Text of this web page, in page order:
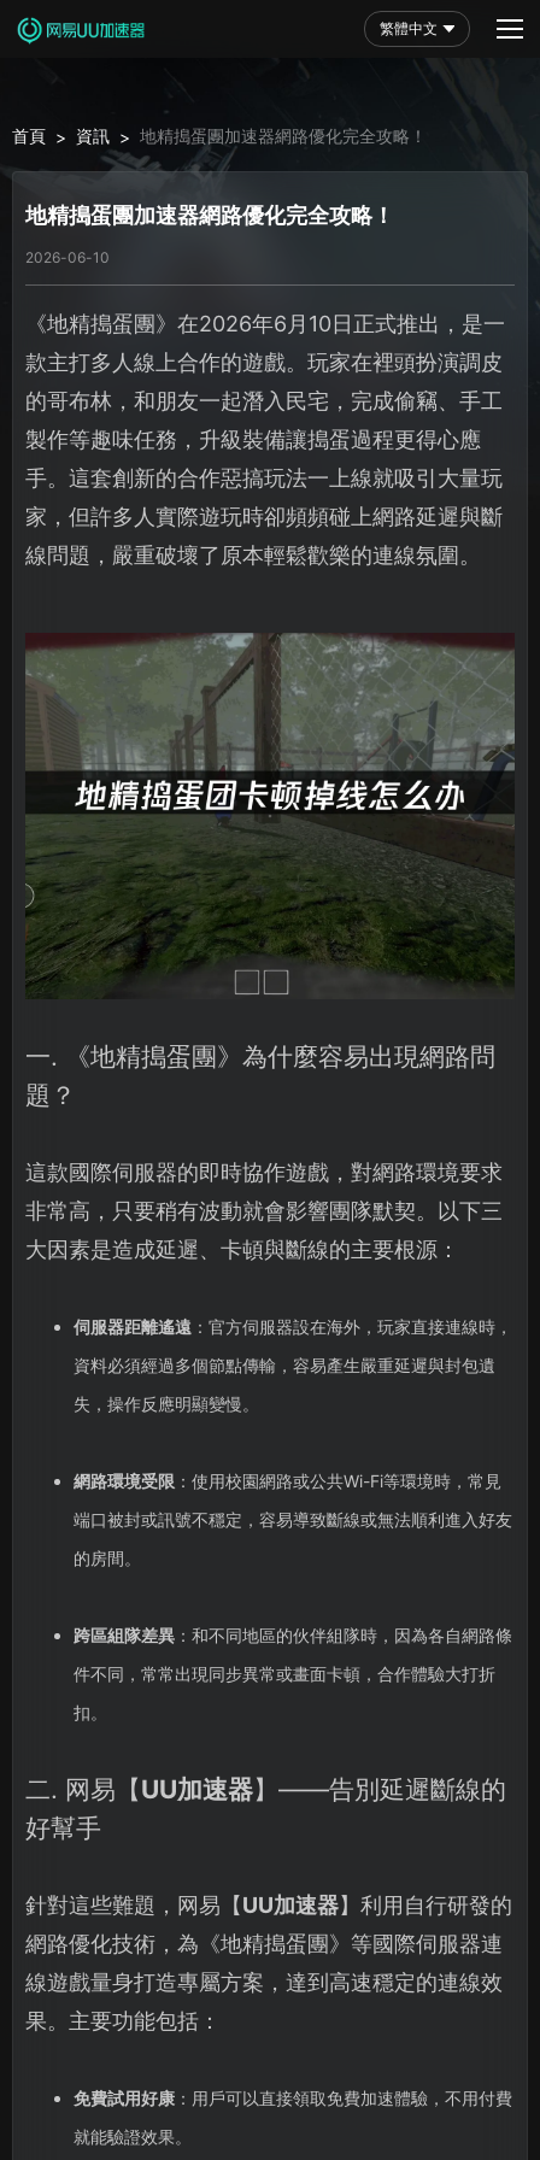
繁體中文
首頁 > 資訊 > 地精搗蛋團加速器網路優化完全攻略！
地精搗蛋團加速器網路優化完全攻略！
2026-06-10
《地精搗蛋團》在2026年6月10日正式推出，是一
款主打多人線上合作的遊戲。玩家在裡頭扮演調皮
的哥布林，和朋友一起潛入民宅，完成偷竊、手工
製作等趣味任務，升級裝備讓搗蛋過程更得心應
手。這套創新的合作惡搞玩法一上線就吸引大量玩
家，但許多人實際遊玩時卻頻頻碰上網路延遲與斷
線問題，嚴重破壞了原本輕鬆歡樂的連線氛圍。
一. 《地精搗蛋團》為什麼容易出現網路問
題？
這款國際伺服器的即時協作遊戲，對網路環境要求
非常高，只要稍有波動就會影響團隊默契。以下三
大因素是造成延遲、卡頓與斷線的主要根源：
伺服器距離遙遠：官方伺服器設在海外，玩家直接連線時，
資料必須經過多個節點傳輸，容易產生嚴重延遲與封包遺
失，操作反應明顯變慢。
網路環境受限：使用校園網路或公共Wi-Fi等環境時，常見
端口被封或訊號不穩定，容易導致斷線或無法順利進入好友
的房間。
跨區組隊差異：和不同地區的伙伴組隊時，因為各自網路條
件不同，常常出現同步異常或畫面卡頓，合作體驗大打折
扣。
二. 网易【UU加速器】——告別延遲斷線的
好幫手
針對這些難題，网易【UU加速器】利用自行研發的
網路優化技術，為《地精搗蛋團》等國際伺服器連
線遊戲量身打造專屬方案，達到高速穩定的連線效
果。主要功能包括：
免費試用好康：用戶可以直接領取免費加速體驗，不用付費
就能驗證效果。